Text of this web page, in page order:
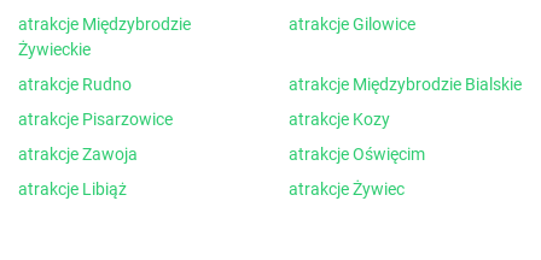
atrakcje Międzybrodzie
Żywieckie
atrakcje Gilowice
atrakcje Rudno
atrakcje Międzybrodzie Bialskie
atrakcje Pisarzowice
atrakcje Kozy
atrakcje Zawoja
atrakcje Oświęcim
atrakcje Libiąż
atrakcje Żywiec